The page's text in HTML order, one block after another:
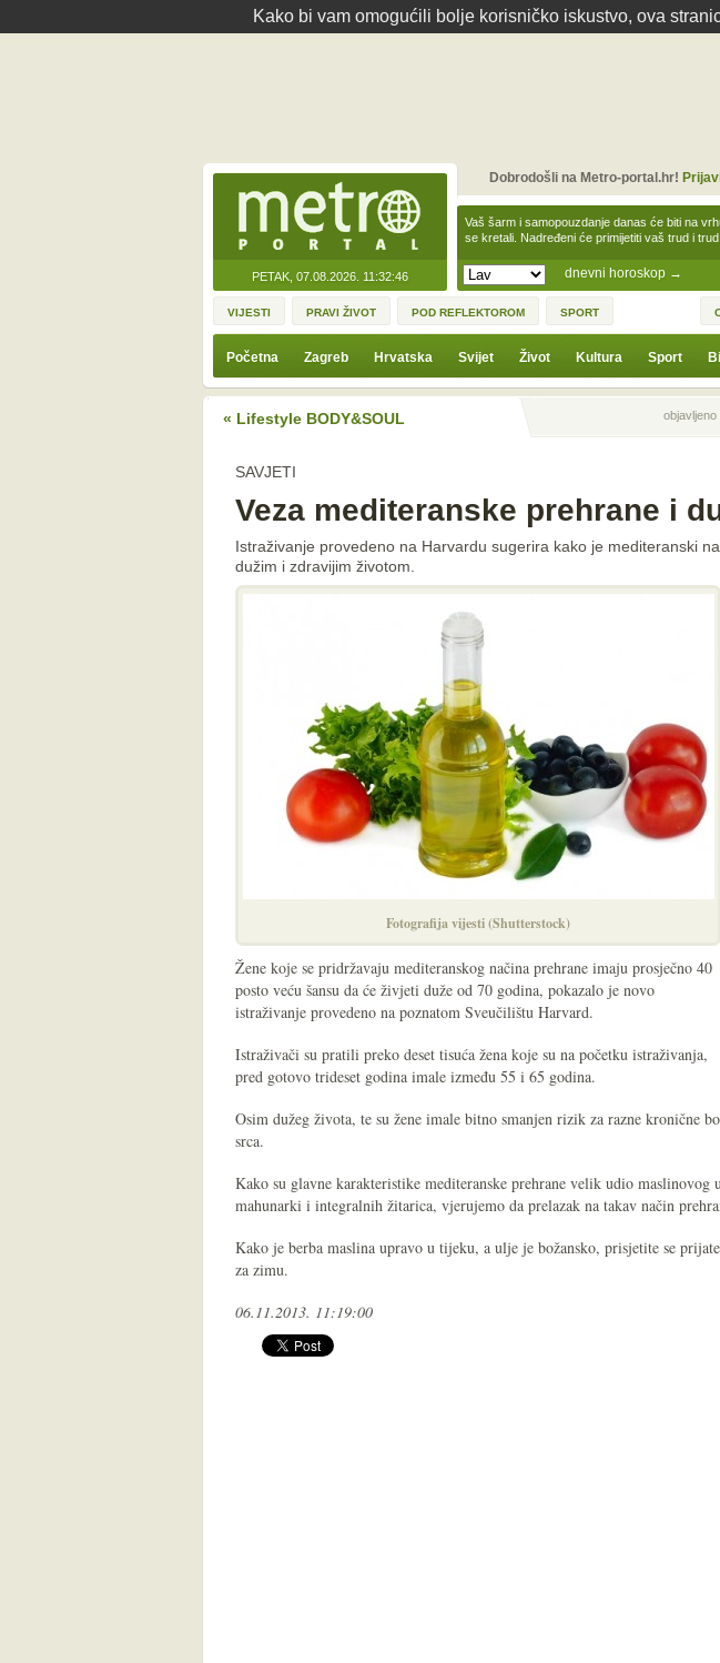
Kako bi vam omogućili bolje korisničko iskustvo, ova
PETAK, 07.08.2026. 11:32:46 dnevni horoskop →
Vaš šarm i samopouzdanje danas će biti na
se kretali. Nadređeni će primijetiti vaš trud i trud
Dobrodošli na Metro-portal.hr!
VIJESTI PRAVI ŽIVOT POD REFLEKTOROM SPORT
Početna Zagreb Hrvatska Svijet Život Kultura Sport
« Lifestyle BODY&SOUL Prethodna vijest
objavljeno
SAVJETI
Veza mediteranske prehrane i
Istraživanje provedeno na Harvardu sugerira kako je mediteranski
dužim i zdravijim životom.
Fotografija vijesti (Shutterstock)
Žene koje se pridržavaju mediteranskog načina prehrane imaju prosječno 40
posto veću šansu da će živjeti duže od 70 godina, pokazalo je novo
istraživanje provedeno na poznatom Sveučilištu Harvard.
Istraživači su pratili preko deset tisuća žena koje su na početku istraživanja,
pred gotovo trideset godina imale između 55 i 65 godina.
Osim dužeg života, te su žene imale bitno smanjen rizik za razne kronične
srca.
Kako su glavne karakteristike mediteranske prehrane velik udio maslinovog
mahunarki i integralnih žitarica, vjerujemo da prelazak na takav način
Kako je berba maslina upravo u tijeku, a ulje je božansko, prisjetite se
za zimu.
06.11.2013. 11:19:00